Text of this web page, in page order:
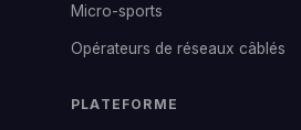
Micro-sports
Opérateurs de réseaux câblés
PLATEFORME